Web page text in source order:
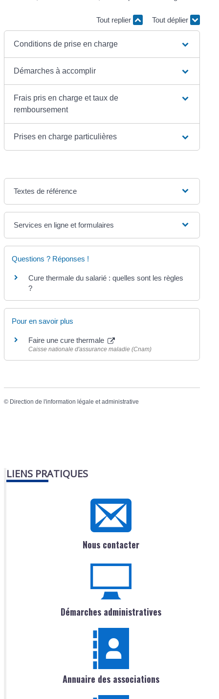
Tout replier Tout déplier
Conditions de prise en charge
Démarches à accomplir
Frais pris en charge et taux de
remboursement
Prises en charge particulières
Textes de référence
Services en ligne et formulaires
Questions ? Réponses !
Cure thermale du salarié : quelles sont les règles
?
Pour en savoir plus
Faire une cure thermale
Caisse nationale d'assurance maladie (Cnam)
© Direction de l'information légale et administrative
LIENS PRATIQUES
Nous contacter
Démarches administratives
Annuaire des associations